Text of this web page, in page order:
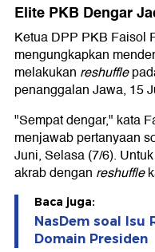
Elite PKB Dengar
Ketua DPP PKB Faisol
mengungkapkan
melakukan reshuffle
penanggalan Jawa, 15
"Sempat dengar," kata
menjawab pertanyaan
Juni, Selasa (7/6).
akrab dengan reshuffle
Baca juga:
NasDem soal Isu
Domain Presiden